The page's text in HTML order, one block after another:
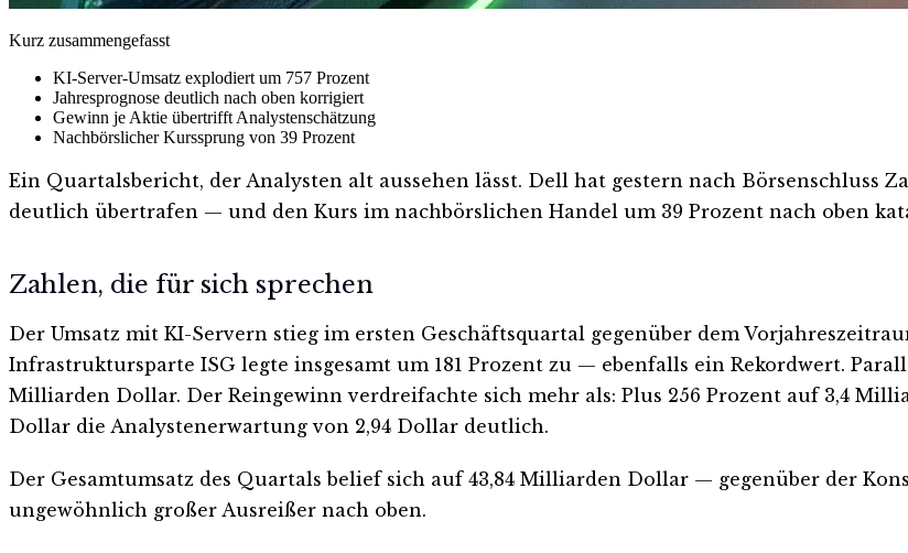
Kurz zusammengefasst
KI-Server-Umsatz explodiert um 757 Prozent
Jahresprognose deutlich nach oben korrigiert
Gewinn je Aktie übertrifft Analystenschätzung
Nachbörslicher Kurssprung von 39 Prozent
Ein Quartalsbericht, der Analysten alt aussehen lässt. Dell hat gestern nach Börsenschluss
deutlich übertrafen — und den Kurs im nachbörslichen Handel um 39 Prozent nach oben
Zahlen, die für sich sprechen
Der Umsatz mit KI-Servern stieg im ersten Geschäftsquartal gegenüber dem
Infrastruktursparte ISG legte insgesamt um 181 Prozent zu — ebenfalls ein Rekordwert.
Milliarden Dollar. Der Reingewinn verdreifachte sich mehr als: Plus 256 Prozent auf 3,4
Dollar die Analystenerwartung von 2,94 Dollar deutlich.
Der Gesamtumsatz des Quartals belief sich auf 43,84 Milliarden Dollar — gegenüber der
ungewöhnlich großer Ausreißer nach oben.